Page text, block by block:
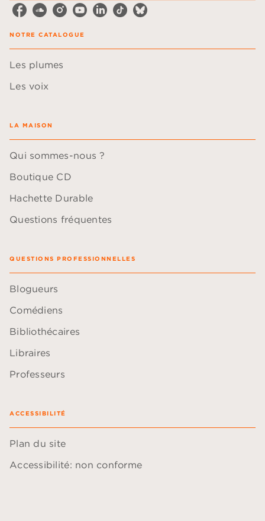
NOTRE CATALOGUE
Les plumes
Les voix
LA MAISON
Qui sommes-nous ?
Boutique CD
Hachette Durable
Questions fréquentes
QUESTIONS PROFESSIONNELLES
Blogueurs
Comédiens
Bibliothécaires
Libraires
Professeurs
ACCESSIBILITÉ
Plan du site
Accessibilité: non conforme